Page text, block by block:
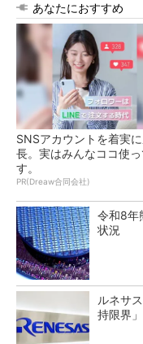
あなたにおすすめ
SNSアカウントを着実
長。実はみんなココ使っ
す。
PR(Dreaw合同会社)
令和8年
状況
ルネサ
持限界